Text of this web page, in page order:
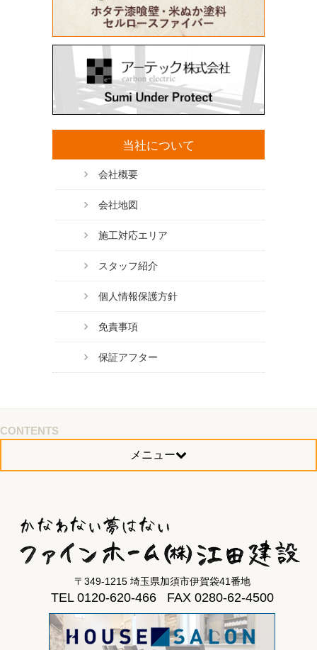
当社について
会社概要
会社地図
施工対応エリア
スタッフ紹介
個人情報保護方針
免責事項
保証アフター
CONTENTS
メニュー
〒349-1215 埼玉県加須市伊賀袋41番地
TEL 0120-620-466 FAX 0280-62-4500